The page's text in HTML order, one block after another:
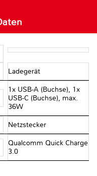
Ladegerät
1x USB-A (Buchse), 1x
USB-C (Buchse), max.
36W
Netzstecker
Qualcomm Quick Charge
3.0